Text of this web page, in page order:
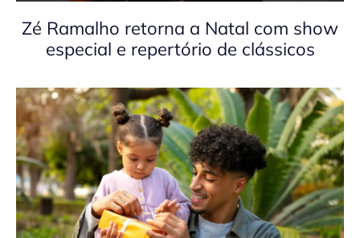
Zé Ramalho retorna a Natal com show
especial e repertório de clássicos